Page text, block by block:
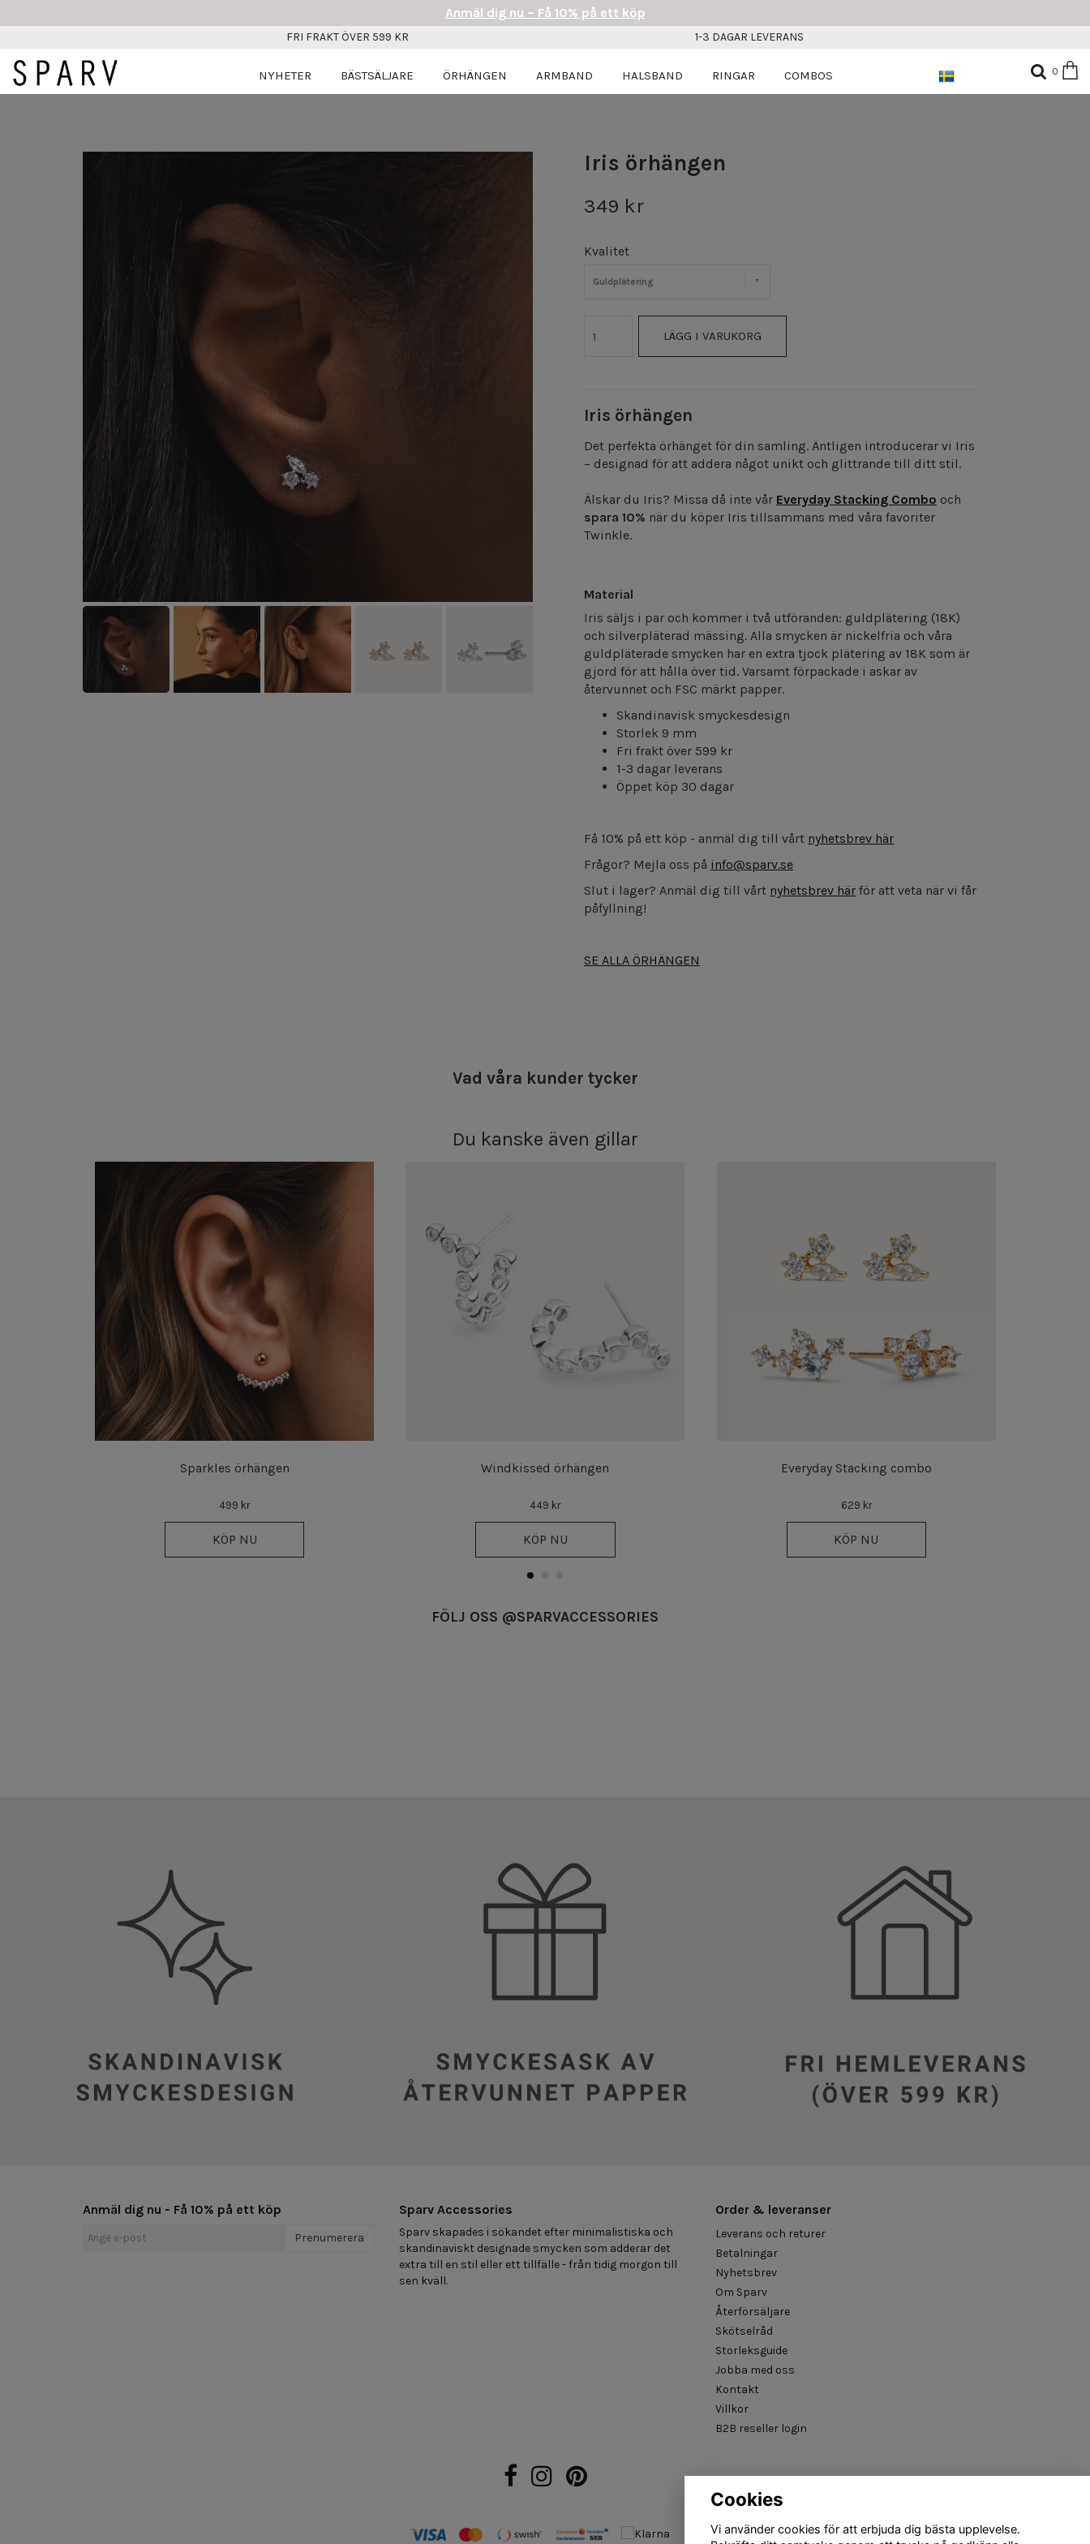
Iris örhängen
349 kr
Kvalitet
Guldplätering
LÄGG I VARUKORG
Iris örhängen
Det perfekta örhänget för din samling. Äntligen introducerar vi Iris
– designad för att addera något unikt och glittrande till ditt stil.
Älskar du Iris? Missa då inte vår Everyday Stacking Combo och
spara 10% när du köper Iris tillsammans med våra favoriter
Twinkle.
Material
Iris säljs i par och kommer i två utföranden: guldplätering (18K)
och silverpläterad mässing. Alla smycken är nickelfria och våra
guldpläterade smycken har en extra tjock plätering av 18K som är
gjord för att hålla över tid. Varsamt förpackade i askar av
återvunnet och FSC märkt papper.
Skandinavisk smyckesdesign
Storlek 9 mm
Fri frakt över 599 kr
1-3 dagar leverans
Öppet köp 30 dagar
Få 10% på ett köp - anmäl dig till vårt nyhetsbrev här
Frågor? Mejla oss på info@sparv.se
Slut i lager? Anmäl dig till vårt nyhetsbrev här för att veta när vi får
påfyllning!
SE ALLA ÖRHÄNGEN
Vad våra kunder tycker
Du kanske även gillar
Sparkles örhängen
499 kr
KÖP NU
Windkissed örhängen
449 kr
KÖP NU
Everyday Stacking combo
629 kr
KÖP NU
FÖLJ OSS @SPARVACCESSORIES
Anmäl dig nu - Få 10% på ett köp
Prenumerera
Sparv Accessories
Sparv skapades i sökandet efter minimalistiska och
skandinaviskt designade smycken som adderar det
extra till en stil eller ett tillfälle - från tidig morgon till
sen kväll.
Order & leveranser
Leverans och returer
Betalningar
Nyhetsbrev
Om Sparv
Återförsäljare
Skötselråd
Storleksguide
Jobba med oss
Kontakt
Villkor
B2B reseller login
Cookies
Vi använder cookies för att erbjuda dig bästa upplevelse.
Anmäl dig nu – Få 10% på ett köp
FRI FRAKT ÖVER 599 KR 1-3 DAGAR LEVERANS
NYHETER BÄSTSÄLJARE ÖRHÄNGEN ARMBAND HALSBAND RINGAR COMBOS 0